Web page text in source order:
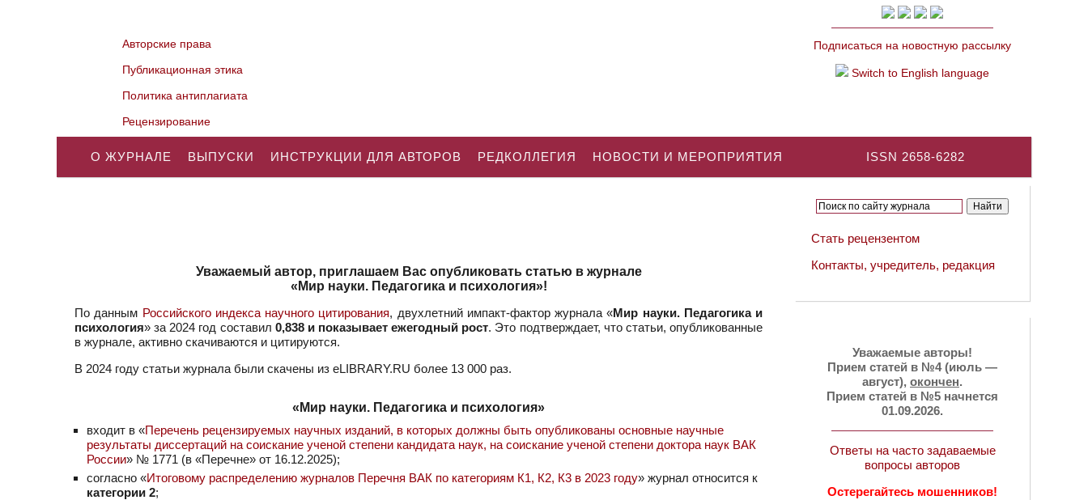
Авторские права
Публикационная этика
Политика антиплагиата
Рецензирование
Подписаться на новостную рассылку
Switch to English language
ISSN 2658-6282
О ЖУРНАЛЕ ВЫПУСКИ ИНСТРУКЦИИ ДЛЯ АВТОРОВ РЕДКОЛЛЕГИЯ НОВОСТИ И МЕРОПРИЯТИЯ
Уважаемый автор, приглашаем Вас опубликовать статью в журнале
«Мир науки. Педагогика и психология»!
По данным Российского индекса научного цитирования, двухлетний импакт-фактор журнала «Мир науки. Педагогика и
психология» за 2024 год составил 0,838 и показывает ежегодный рост. Это подтверждает, что статьи, опубликованные
в журнале, активно скачиваются и цитируются.
В 2024 году статьи журнала были скачены из eLIBRARY.RU более 13 000 раз.
«Мир науки. Педагогика и психология»
входит в «Перечень рецензируемых научных изданий, в которых должны быть опубликованы основные научные
результаты диссертаций на соискание ученой степени кандидата наук, на соискание ученой степени доктора наук ВАК
России» № 1771 (в «Перечне» от 16.12.2025);
согласно «Итоговому распределению журналов Перечня ВАК по категориям К1, К2, К3 в 2023 году» журнал относится к
категории 2;
Стать рецензентом
Контакты, учредитель, редакция
Уважаемые авторы!
Прием статей в №4 (июль —
август), окончен.
Прием статей в №5 начнется
01.09.2026.
Ответы на часто задаваемые
вопросы авторов
Остерегайтесь мошенников!